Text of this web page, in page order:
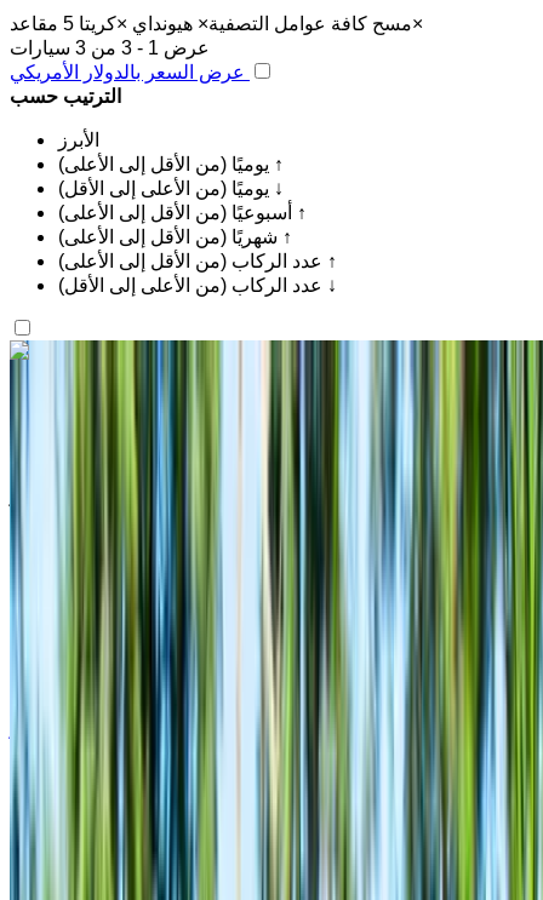
مسح كافة عوامل التصفية× هيونداي ×كريتا 5 مقاعد
×
عرض 1 - 3 من 3 سيارات
الترتيب حسب
الأبرز
يوميًا (من الأقل إلى الأعلى) ↑
يوميًا (من الأعلى إلى الأقل) ↓
أسبوعيًا (من الأقل إلى الأعلى) ↑
شهريًا (من الأقل إلى الأعلى) ↑
عدد الركاب (من الأقل إلى الأعلى) ↑
عدد الركاب (من الأعلى إلى الأقل) ↓
هيونداي كريتا 5 مقاعد 2023
محمد الخامس الدولي, الدار البيضاء
أوروبية
درهم مغربي 600
غير محدود
/ الشهر
ناقل حركة أوتوماتيكي
توصيل مجاني